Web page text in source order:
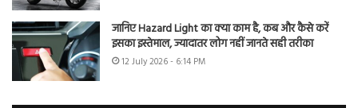
जानिए Hazard Light का क्या काम है, कब और कैसे करें
इसका इस्तेमाल, ज्यादातर लोग नहीं जानते सही तरीका
12 July 2026 - 6:14 PM